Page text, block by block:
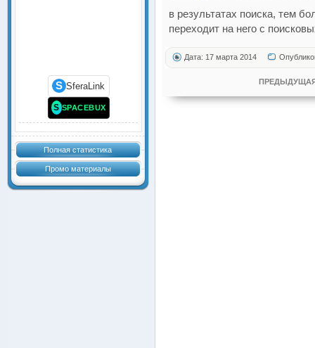
S SferaLink
S SPACEBUX
Полная статистика
Промо материалы
в результатах поиска, тем
переходит на него с
Дата: 17 марта 2014